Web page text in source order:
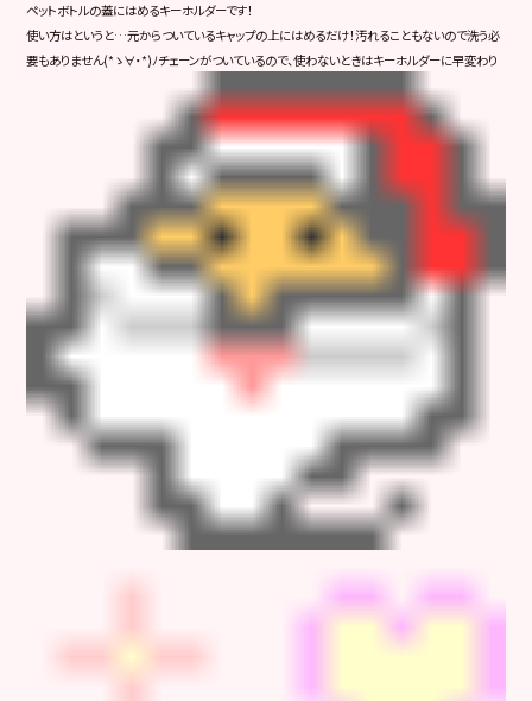
ペットボトルの蓋にはめるキーホルダーです！
使い方はというと…元からついているキャップの上にはめるだけ！汚れることもないので洗う必
要もありません(*ゝ∀・*)ﾉチェーンがついているので、使わないときはキーホルダーに早変わり